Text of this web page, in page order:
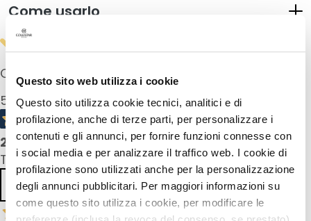
Questo sito web utilizza i cookie
Questo sito utilizza cookie tecnici, analitici e di
profilazione, anche di terze parti, per personalizzare i
contenuti e gli annunci, per fornire funzioni connesse con
i social media e per analizzare il traffico web. I cookie di
profilazione sono utilizzati anche per la personalizzazione
degli annunci pubblicitari. Per maggiori informazioni su
come questo sito utilizza i cookie, per modificare le
s
c
h
r
e
e
d
E
f
o
l
Come usarlo
Ottimo
5,0/5
2 recensioni prodotto
Tutte le recensioni >
Precedente Successivo